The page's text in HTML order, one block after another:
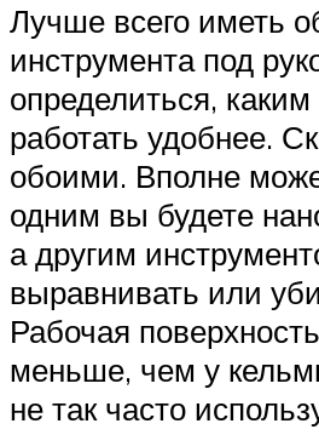
Лучше всего иметь
инструмента под
определиться,
работать удобнее.
обоими. Вполне
одним вы будете
а другим
выравнивать или
Рабочая
меньше, чем у
не так часто